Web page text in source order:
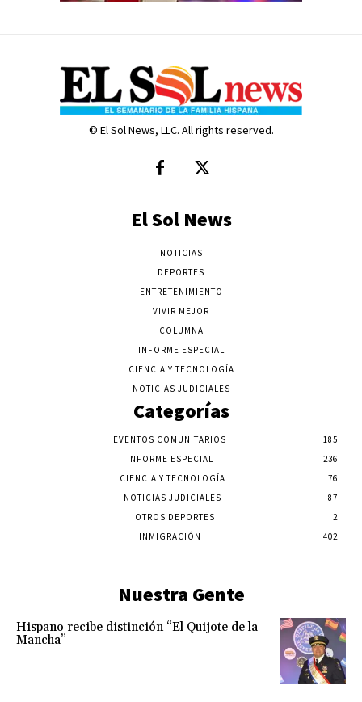
© El Sol News, LLC. All rights reserved.
El Sol News
NOTICIAS
DEPORTES
ENTRETENIMIENTO
VIVIR MEJOR
COLUMNA
INFORME ESPECIAL
CIENCIA Y TECNOLOGÍA
NOTICIAS JUDICIALES
Categorías
EVENTOS COMUNITARIOS
185
INFORME ESPECIAL
236
CIENCIA Y TECNOLOGÍA
76
NOTICIAS JUDICIALES
87
OTROS DEPORTES
2
INMIGRACIÓN
402
Nuestra Gente
Hispano recibe distinción “El Quijote de la
Mancha”